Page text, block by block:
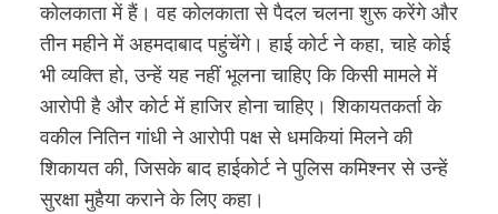
कोलकाता में हैं। वह कोलकाता से पैदल चलना शुरू करेंगे और
तीन महीने में अहमदाबाद पहुंचेंगे। हाई कोर्ट ने कहा, चाहे कोई
भी व्यक्ति हो, उन्हें यह नहीं भूलना चाहिए कि किसी मामले में
आरोपी है और कोर्ट में हाजिर होना चाहिए। शिकायतकर्ता के
वकील नितिन गांधी ने आरोपी पक्ष से धमकियां मिलने की
शिकायत की, जिसके बाद हाईकोर्ट ने पुलिस कमिश्नर से उन्हें
सुरक्षा मुहैया कराने के लिए कहा।